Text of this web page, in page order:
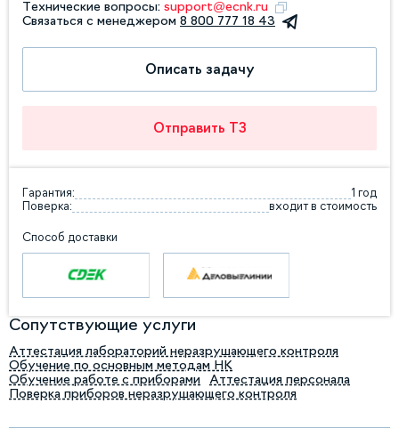
Технические вопросы: support@ecnk.ru
Связаться с менеджером 8 800 777 18 43
Описать задачу
Отправить ТЗ
Гарантия:
1 год
Поверка:
входит в стоимость
Способ доставки
Сопутствующие услуги
Аттестация лабораторий неразрушающего контроля
Обучение по основным методам НК
Обучение работе с приборами
Аттестация персонала
Поверка приборов неразрушающего контроля